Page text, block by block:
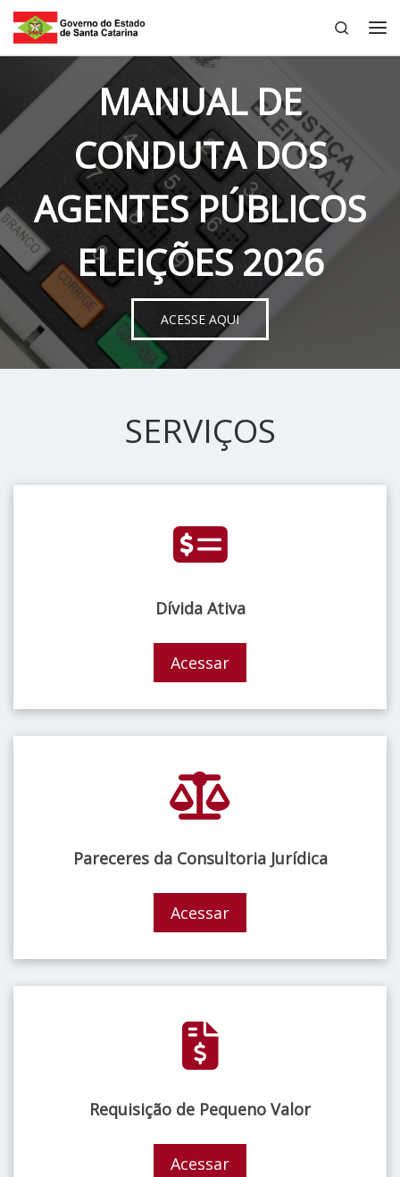
Skip to content
Search
MANUAL DE
CONDUTA DOS
AGENTES PÚBLICOS
ELEIÇÕES 2026
ACESSE AQUI
SERVIÇOS
Dívida Ativa
Acessar
Pareceres da Consultoria Jurídica
Acessar
Requisição de Pequeno Valor
Acessar